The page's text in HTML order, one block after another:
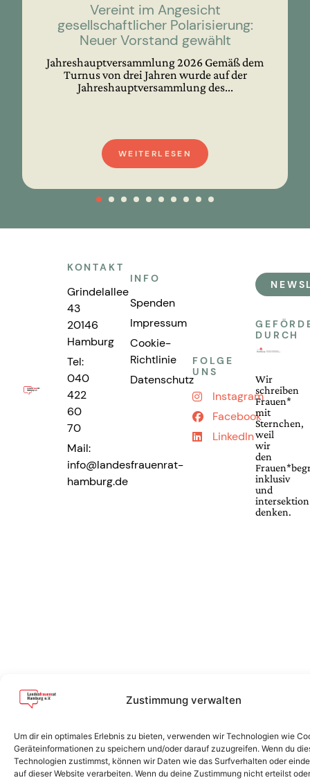
Zustimmung verwalten
Um dir ein optimales Erlebnis zu bieten, verwenden wir Technologien wie
Geräteinformationen zu speichern und/oder darauf zuzugreifen. Wenn du
Technologien zustimmst, können wir Daten wie das Surfverhalten oder
auf dieser Website verarbeiten. Wenn du deine Zustimmung nicht erteilst oder
Vereint im Angesicht
gesellschaftlicher Polarisierung:
Neuer Vorstand gewählt
Jahreshauptversammlung 2026 Gemäß dem
Turnus von drei Jahren wurde auf der
Jahreshauptversammlung des...
WEITERLESEN
KONTAKT
Grindelallee
43
20146
Hamburg
Tel:
040
422
60
70
Mail:
info@landesfrauenrat-
hamburg.de
INFO
Spenden
Impressum
Cookie-
Richtlinie
Datenschutz
FOLGE
UNS
Instagram
Facebook
LinkedIn
DURCH
Wir
schreiben
Frauen*
mit
Sternchen,
weil
wir
den
inklusiv
und
denken.